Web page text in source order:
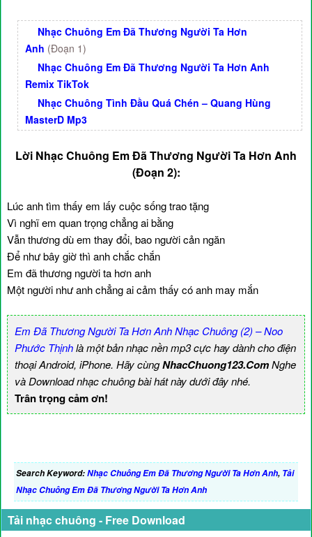
Nhạc Chuông Em Đã Thương Người Ta Hơn
Anh (Đoạn 1)
Nhạc Chuông Em Đã Thương Người Ta Hơn Anh
Remix TikTok
Nhạc Chuông Tình Đầu Quá Chén – Quang Hùng
MasterD Mp3
Lời Nhạc Chuông Em Đã Thương Người Ta Hơn Anh
(Đoạn 2):
Lúc anh tìm thấy em lấy cuộc sống trao tặng
Vì nghĩ em quan trọng chẳng ai bằng
Vẫn thương dù em thay đổi, bao người cản ngăn
Để như bây giờ thì anh chắc chắn
Em đã thương người ta hơn anh
Một người như anh chẳng ai cảm thấy có anh may mắn
Em Đã Thương Người Ta Hơn Anh Nhạc Chuông (2) – Noo
Phước Thịnhlà một bản nhạc nền mp3 cực hay dành cho điện
thoại Android, iPhone. Hãy cùngNhacChuong123.ComNghe
và Download nhạc chuông bài hát này dưới đây nhé.
Trân trọng cảm ơn!
Search Keyword:Nhạc Chuông Em Đã Thương Người Ta Hơn Anh, Tải
Nhạc Chuông Em Đã Thương Người Ta Hơn Anh
Tải nhạc chuông - Free Download